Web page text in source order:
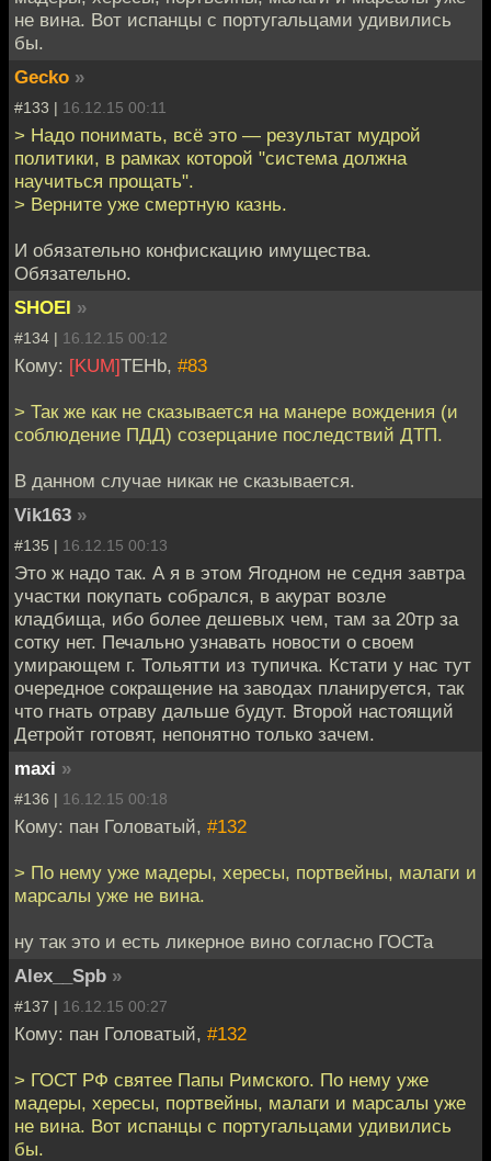
не вина. Вот испанцы с португальцами удивились
бы.
Gecko »
#133 | 16.12.15 00:11
> Надо понимать, всё это — результат мудрой
политики, в рамках которой "система должна
научиться прощать".
> Верните уже смертную казнь.
И обязательно конфискацию имущества.
Обязательно.
SHOEI »
#134 | 16.12.15 00:12
Кому: [KUM]TEHb, #83
> Так же как не сказывается на манере вождения (и
соблюдение ПДД) созерцание последствий ДТП.
В данном случае никак не сказывается.
Vik163 »
#135 | 16.12.15 00:13
Это ж надо так. А я в этом Ягодном не седня завтра
участки покупать собрался, в акурат возле
кладбища, ибо более дешевых чем, там за 20тр за
сотку нет. Печально узнавать новости о своем
умирающем г. Тольятти из тупичка. Кстати у нас тут
очередное сокращение на заводах планируется, так
что гнать отраву дальше будут. Второй настоящий
Детройт готовят, непонятно только зачем.
maxi »
#136 | 16.12.15 00:18
Кому: пан Головатый, #132
> По нему уже мадеры, хересы, портвейны, малаги и
марсалы уже не вина.
ну так это и есть ликерное вино согласно ГОСТа
Alex__Spb »
#137 | 16.12.15 00:27
Кому: пан Головатый, #132
> ГОСТ РФ святее Папы Римского. По нему уже
мадеры, хересы, портвейны, малаги и марсалы уже
не вина. Вот испанцы с португальцами удивились
бы.